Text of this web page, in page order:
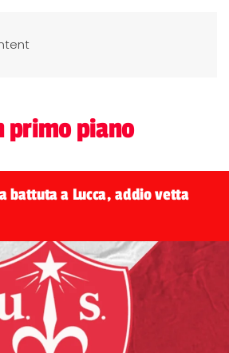
primo piano
battuta a Lucca, addio vetta